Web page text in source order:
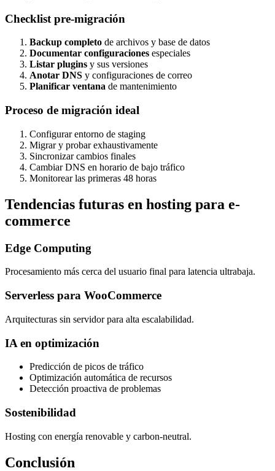
Checklist pre-migración
Backup completo de archivos y base de datos
Documentar configuraciones especiales
Listar plugins y sus versiones
Anotar DNS y configuraciones de correo
Planificar ventana de mantenimiento
Proceso de migración ideal
Configurar entorno de staging
Migrar y probar exhaustivamente
Sincronizar cambios finales
Cambiar DNS en horario de bajo tráfico
Monitorear las primeras 48 horas
Tendencias futuras en hosting para e-
commerce
Edge Computing
Procesamiento más cerca del usuario final para latencia ultrabaja.
Serverless para WooCommerce
Arquitecturas sin servidor para alta escalabilidad.
IA en optimización
Predicción de picos de tráfico
Optimización automática de recursos
Detección proactiva de problemas
Sostenibilidad
Hosting con energía renovable y carbon-neutral.
Conclusión